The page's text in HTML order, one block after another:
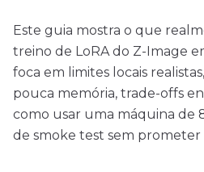
Este guia mostra o que
treino de LoRA do Z-Image
foca em limites locais
pouca memória, trade-offs
como usar uma máquina de
de smoke test sem prometer